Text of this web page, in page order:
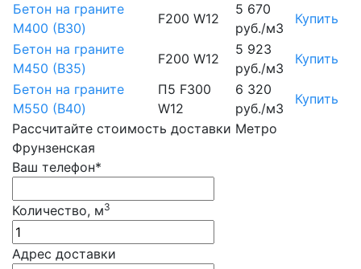
Бетон на граните
М400 (B30)
F200 W12
5 670
руб./м3
Купить
Бетон на граните
М450 (B35)
F200 W12
5 923
руб./м3
Купить
Бетон на граните
М550 (B40)
П5 F300
W12
6 320
руб./м3
Купить
Рассчитайте стоимость доставки Метро
Фрунзенская
Ваш телефон*
Количество, м3
Адрес доставки